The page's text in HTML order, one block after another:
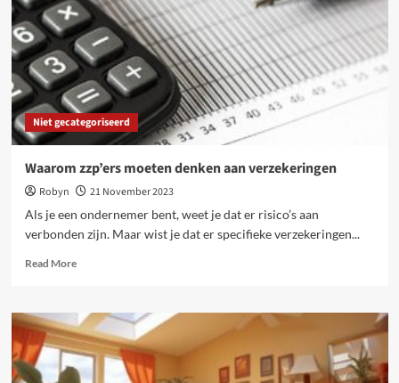
Niet gecategoriseerd
Waarom zzp’ers moeten denken aan verzekeringen
Robyn
21 November 2023
Als je een ondernemer bent, weet je dat er risico’s aan
verbonden zijn. Maar wist je dat er specifieke verzekeringen...
Read MoreRead
Waarom
zzp’ers
moeten
denken
aan